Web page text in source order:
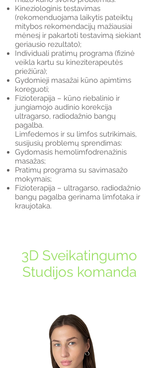
Kineziologinis testavimas
(rekomenduojama laikytis pateiktų
mitybos rekomendacijų mažiausiai
mėnesį ir pakartoti testavimą siekiant
geriausio rezultato);
Individuali pratimų programa (fizinė
veikla kartu su kineziterapeutės
priežiūra);
Gydomieji masažai kūno apimtims
koreguoti;
Fizioterapija – kūno riebalinio ir
jungiamojo audinio korekcija
ultragarso, radiodažnio bangų
pagalba.
Limfedemos ir su limfos sutrikimais,
susijusių problemų sprendimas:
Gydomasis hemolimfodrenažinis
masažas;
Pratimų programa su savimasažo
mokymais;
Fizioterapija – ultragarso, radiodažnio
bangų pagalba gerinama limfotaka ir
kraujotaka.
3D Sveikatingumo
Studijos komanda